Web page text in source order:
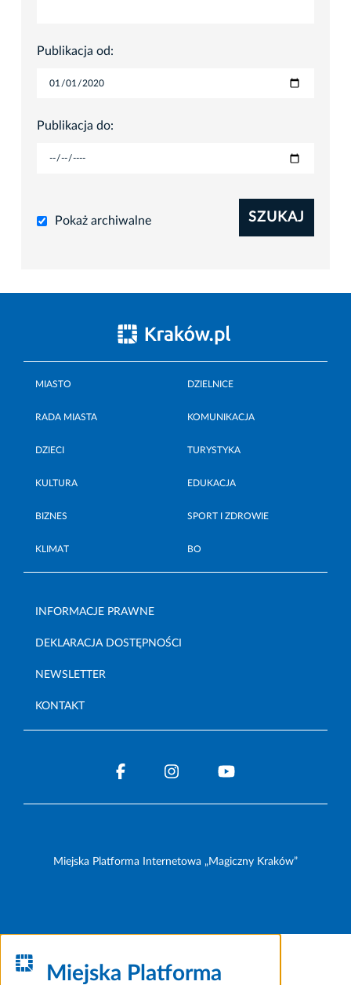
Publikacja od:
Publikacja do:
Pokaż archiwalne SZUKAJ
MIASTO DZIELNICE
RADA MIASTA KOMUNIKACJA
DZIECI TURYSTYKA
KULTURA EDUKACJA
BIZNES SPORT I ZDROWIE
KLIMAT BO
INFORMACJE PRAWNE
DEKLARACJA DOSTĘPNOŚCI
NEWSLETTER
KONTAKT
Miejska Platforma Internetowa „Magiczny Kraków”
Miejska Platforma